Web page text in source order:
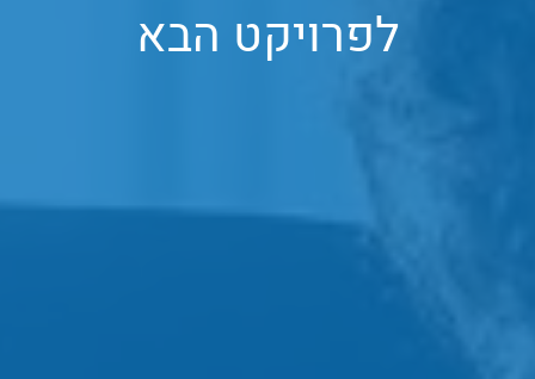
לפרויקט הבא